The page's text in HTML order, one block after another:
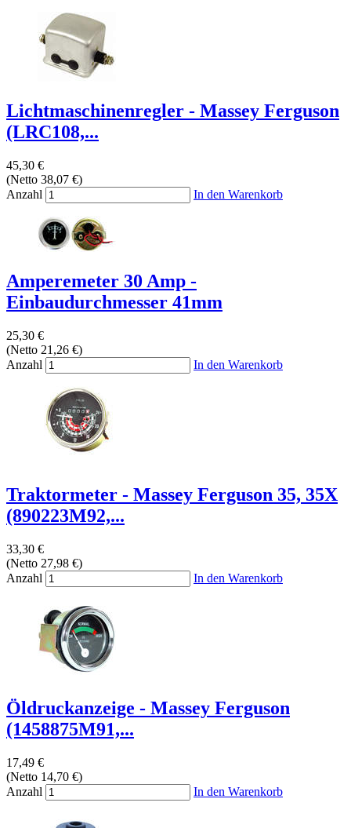
Lichtmaschinenregler - Massey Ferguson
(LRC108,...
45,30 €
(Netto 38,07 €)
Anzahl
In den Warenkorb
Amperemeter 30 Amp -
Einbaudurchmesser 41mm
25,30 €
(Netto 21,26 €)
Anzahl
In den Warenkorb
Traktormeter - Massey Ferguson 35, 35X
(890223M92,...
33,30 €
(Netto 27,98 €)
Anzahl
In den Warenkorb
Öldruckanzeige - Massey Ferguson
(1458875M91,...
17,49 €
(Netto 14,70 €)
Anzahl
In den Warenkorb